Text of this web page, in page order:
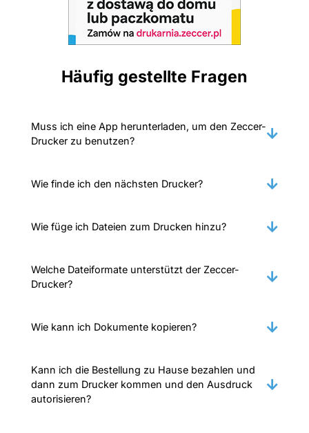
Häufig gestellte Fragen
Muss ich eine App herunterladen, um den Zeccer-
Drucker zu benutzen?
Wie finde ich den nächsten Drucker?
Wie füge ich Dateien zum Drucken hinzu?
Welche Dateiformate unterstützt der Zeccer-
Drucker?
Wie kann ich Dokumente kopieren?
Kann ich die Bestellung zu Hause bezahlen und
dann zum Drucker kommen und den Ausdruck
autorisieren?